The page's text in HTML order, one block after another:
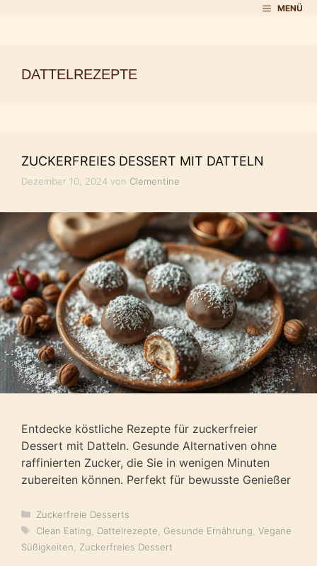
Zum
MENÜ
DATTELREZEPTE
ZUCKERFREIES DESSERT MIT DATTELN
Dezember 10, 2024 von Clementine
Entdecke köstliche Rezepte für zuckerfreier
Dessert mit Datteln. Gesunde Alternativen ohne
raffinierten Zucker, die Sie in wenigen Minuten
zubereiten können. Perfekt für bewusste Genießer
Kategorien
Zuckerfreie Desserts
Schlagwörter
Clean Eating Dattelrezepte Gesunde Ernährung Vegane
Süßigkeiten
Zuckerfreies Dessert